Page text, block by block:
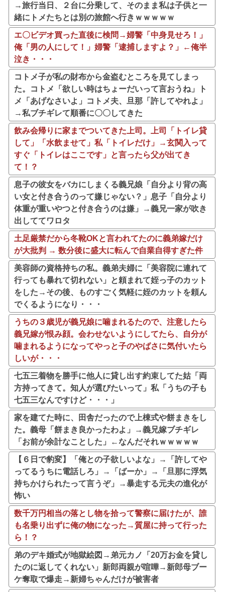
→旅行当日、２台に分乗して、そのまま私は子供と一
緒にトメたちとは別の旅館へ行きｗｗｗｗｗ
エ〇ビデオ買った直後に検問→婦警「中身見せろ！」
俺「男の人にして！」婦警「逮捕しますよ？」←俺半
泣き・・・
コトメ子が私の財布から金盗むところを見てしまっ
た。コトメ「欲しい時はちょーだいって言おうね」ト
メ「あげなさいよ」コトメ夫、旦那「許してやれよ」
→私ブチギレて順番に〇〇してきた
飲み会帰りに家までついてきた上司。上司「トイレ貸
して」「水飲ませて」私「トイレだけ」→玄関入って
すぐ「トイレはここです」と言ったら父が出てき
て！？
息子の彼女をバカにしまくる義兄娘「自分より背の高
い女と付き合うのって嫌じゃない？」息子「自分より
体重が重いやつと付き合うのは嫌」→義兄一家が吹き
出しててワロタ
土足厳禁だから冬靴OKと言われてたのに義弟嫁だけ
が大批判 → 数分後に盛大に転んで自業自得すぎた件
美容師の資格持ちの私。義弟夫婦に「美容院に連れて
行っても暴れて切れない」と頼まれて姪っ子のカット
をした→その後、ものすごく気軽に姪のカットを頼ん
でくるようになり・・・
うちの３歳児が義兄娘に噛まれるたので、注意したら
義兄嫁が恨み顔。会わせないようにしてたら、自分が
噛まれるようになってやっと子のやばさに気付いたら
しいが・・・
七五三着物を勝手に他人に貸し出す約束してた姑「両
方持ってきて。知人が選びたいって」私「うちの子も
七五三なんですけど・・・」
家を建てた時に、田舎だったので上棟式や餅まきをし
た。義母「餅まき良かったわよ」→義兄嫁ブチギレ
「お前が余計なことした」←なんだそれｗｗｗｗｗ
【６日で豹変】「俺との子欲しいよな」→「許してや
ってるうちに電話しろ」→「ばーか」→「旦那に浮気
持ちかけられたって言うぞ」→暴走する元夫の進化が
怖い
数千万円相当の落とし物を拾って警察に届けたが、誰
も名乗り出ずに俺の物になった→質屋に持って行った
ら！？
弟のデキ婚式が地獄絵図→弟元カノ「20万お金を貸し
たのに返してくれない」新郎両親が喧嘩→新郎母ブー
ケ奪取で爆走→新婦ちゃんだけが被害者